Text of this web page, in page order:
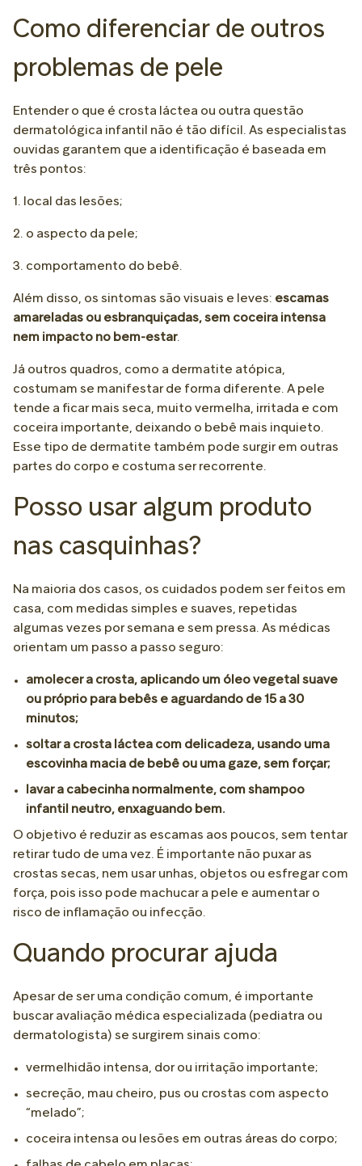
Como diferenciar de outros
problemas de pele
Entender o que é crosta láctea ou outra questão
dermatológica infantil não é tão difícil. As especialistas
ouvidas garantem que a identificação é baseada em
três pontos:
1. local das lesões;
2. o aspecto da pele;
3. comportamento do bebê.
Além disso, os sintomas são visuais e leves: escamas
amareladas ou esbranquiçadas, sem coceira intensa
nem impacto no bem-estar.
Já outros quadros, como a dermatite atópica,
costumam se manifestar de forma diferente. A pele
tende a ficar mais seca, muito vermelha, irritada e com
coceira importante, deixando o bebê mais inquieto.
Esse tipo de dermatite também pode surgir em outras
partes do corpo e costuma ser recorrente.
Posso usar algum produto
nas casquinhas?
Na maioria dos casos, os cuidados podem ser feitos em
casa, com medidas simples e suaves, repetidas
algumas vezes por semana e sem pressa. As médicas
orientam um passo a passo seguro:
amolecer a crosta, aplicando um óleo vegetal suave
ou próprio para bebês e aguardando de 15 a 30
minutos;
soltar a crosta láctea com delicadeza, usando uma
escovinha macia de bebê ou uma gaze, sem forçar;
lavar a cabecinha normalmente, com shampoo
infantil neutro, enxaguando bem.
O objetivo é reduzir as escamas aos poucos, sem tentar
retirar tudo de uma vez. É importante não puxar as
crostas secas, nem usar unhas, objetos ou esfregar com
força, pois isso pode machucar a pele e aumentar o
risco de inflamação ou infecção.
Quando procurar ajuda
Apesar de ser uma condição comum, é importante
buscar avaliação médica especializada (pediatra ou
dermatologista) se surgirem sinais como:
vermelhidão intensa, dor ou irritação importante;
secreção, mau cheiro, pus ou crostas com aspecto
“melado”;
coceira intensa ou lesões em outras áreas do corpo;